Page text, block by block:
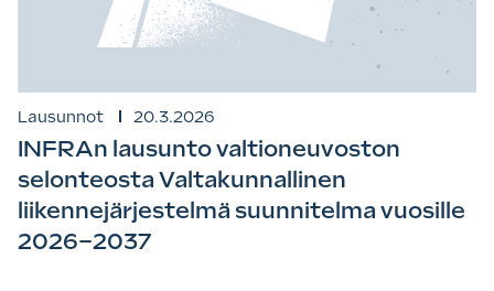
Lausunnot 20.3.2026
INFRAn lausunto valtioneuvoston
selonteosta Valtakunnallinen
liikennejärjestelmä suunnitelma vuosille
2026–2037